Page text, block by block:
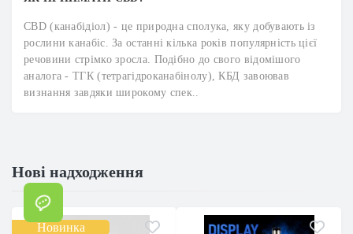
CBD (канабідіол) - це природна сполука, яку добувають із
рослини канабіс. За останні кілька років популярність цієї
речовини стрімко зросла. Подібно до свого відомішого
аналога - ТГК (тетрагідроканабінолу), КБД завоював
визнання завдяки широкому спек..
Нові надходження
Новинка